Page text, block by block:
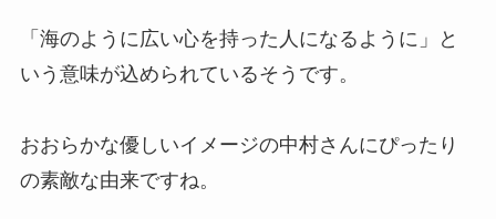
バーのあだ名は？
公開のメンバーいる？デビュー日
「海のように広い心を持った人になるように」と
いう意味が込められているそうです。
おおらかな優しいイメージの中村さんにぴったり
の素敵な由来ですね。